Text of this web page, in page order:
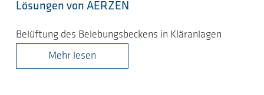
Lösungen von AERZEN
Belüftung des Belebungsbeckens in Kläranlagen
Mehr lesen